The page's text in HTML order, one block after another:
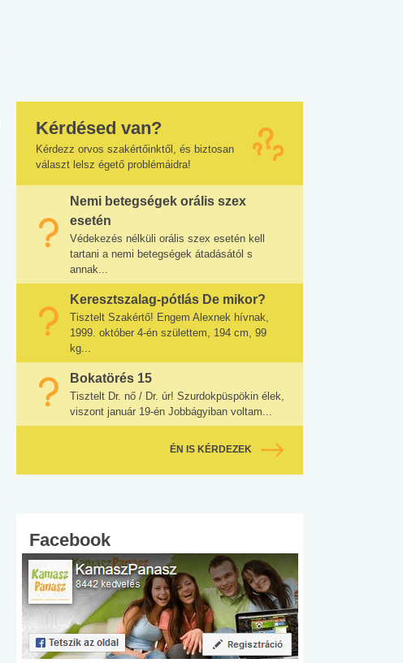
Kérdésed van?
Kérdezz orvos szakértőinktől, és biztosan
választ lelsz égető problémáidra!
Nemi betegségek orális szex
esetén
Védekezés nélküli orális szex esetén kell
tartani a nemi betegségek átadásától s
annak...
Keresztszalag-pótlás De mikor?
Tisztelt Szakértő! Engem Alexnek hívnak,
1999. október 4-én születtem, 194 cm, 99
kg...
Bokatörés 15
Tisztelt Dr. nő / Dr. úr! Szurdokpüspökin élek,
viszont január 19-én Jobbágyiban voltam...
ÉN IS KÉRDEZEK
Facebook